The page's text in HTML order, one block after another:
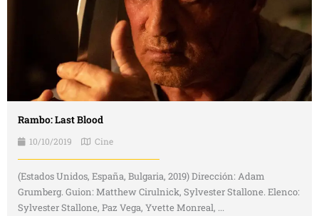
Rambo: Last Blood
10/10/2019 Cine
(Estados Unidos, España, Bulgaria, 2019) Dirección: Adam
Grumberg. Guion: Matthew Cirulnick, Sylvester Stallone. Elenco:
Sylvester Stallone, Paz Vega, Yvette Monreal, ...